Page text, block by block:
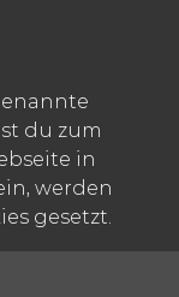
du zum
in
werden
gesetzt.